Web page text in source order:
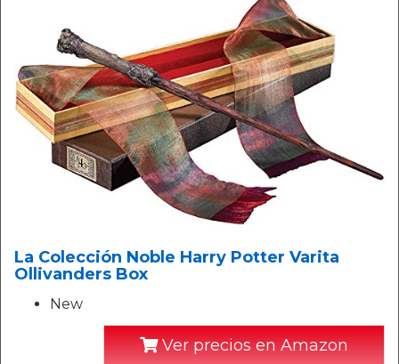
La Colección Noble Harry Potter Varita
Ollivanders Box
New
Ver precios en Amazon